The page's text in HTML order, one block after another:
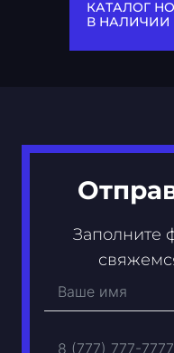
КАТАЛОГ
В НАЛИЧИИ
Заполните